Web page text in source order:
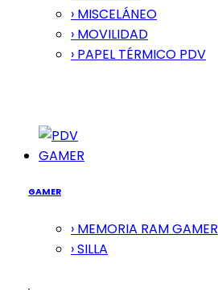
› MISCELÁNEO
› MOVILIDAD
› PAPEL TÉRMICO PDV
GAMER
GAMER
› MEMORIA RAM GAMER
› SILLA